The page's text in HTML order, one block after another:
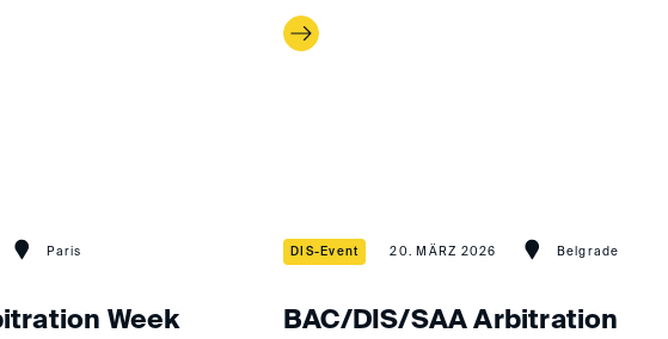
Paris
Week
DIS-Event 20. MÄRZ 2026 Belgrade
BAC/DIS/SAA Arbitration